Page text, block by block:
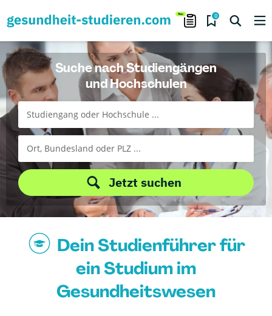
0
Suche nach Studiengängen
und Hochschulen
Jetzt suchen
Dein Studienführer für
ein Studium im
Gesundheitswesen